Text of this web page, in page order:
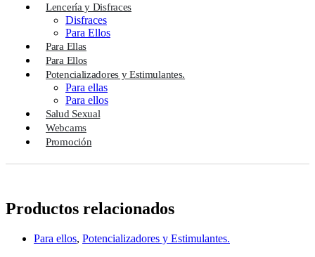
Lencería y Disfraces
Disfraces
Para Ellos
Para Ellas
Para Ellos
Potencializadores y Estimulantes.
Para ellas
Para ellos
Salud Sexual
Webcams
Promoción
Productos relacionados
Para ellos, Potencializadores y Estimulantes.